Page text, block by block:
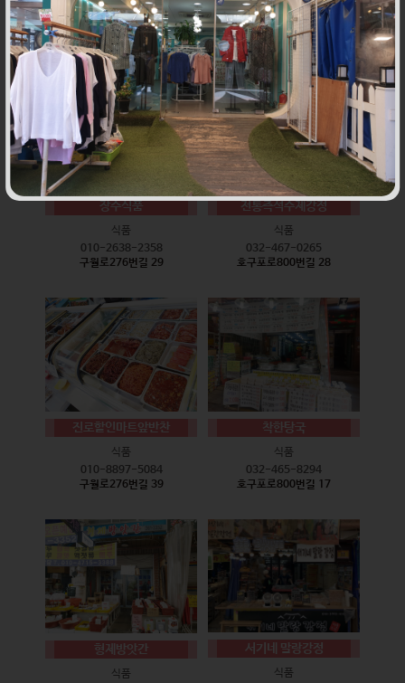
식품
010-9528-3759
구월로276번길 17
식품
032-468-6024
구월로276번길 29
장수식품
식품
010-2638-2358
구월로276번길 29
전통즉석수제강정
식품
032-467-0265
호구포로800번길 28
진로할인마트앞반찬
식품
010-8897-5084
구월로276번길 39
착한탕국
식품
032-465-8294
호구포로800번길 17
형제방앗간
식품
서기네 말랑강정
식품